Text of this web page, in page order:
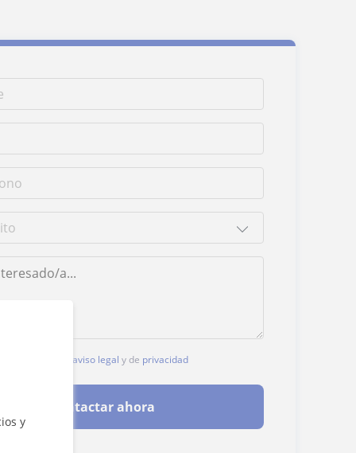
y
aviso legal y de privacidad
Contactar ahora